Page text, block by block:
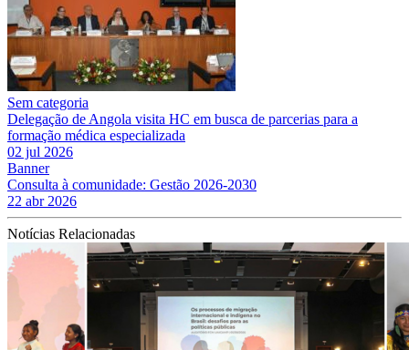
Sem categoria
Delegação de Angola visita HC em busca de parcerias para a
formação médica especializada
02 jul 2026
Banner
Consulta à comunidade: Gestão 2026-2030
22 abr 2026
Notícias Relacionadas